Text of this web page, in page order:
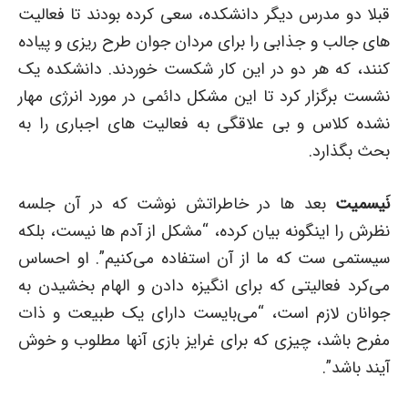
قبلا دو مدرس دیگر دانشکده، سعی کرده بودند تا فعالیت
های جالب و جذابی را برای مردان جوان طرح ریزی و پیاده
کنند، که هر دو در این کار شکست خوردند. دانشکده یک
نشست برگزار کرد تا این مشکل دائمی در مورد انرژی مهار
نشده کلاس و بی علاقگی به فعالیت های اجباری را به
بحث بگذارد.
نَیسمیت بعد ها در خاطراتش نوشت که در آن جلسه
نظرش را اینگونه بیان کرده، “مشکل از آدم ها نیست، بلکه
سیستمی ست که ما از آن استفاده می‌کنیم”. او احساس
می‌کرد فعالیتی که برای انگیزه دادن و الهام بخشیدن به
جوانان لازم است، “می‌بایست دارای یک طبیعت و ذات
مفرح باشد، چیزی که برای غرایز بازی آنها مطلوب و خوش
آیند باشد”.